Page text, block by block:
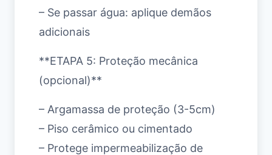
– Se passar água: aplique demãos
adicionais
**ETAPA 5: Proteção mecânica
(opcional)**
– Argamassa de proteção (3-5cm)
– Piso cerâmico ou cimentado
– Protege impermeabilização de